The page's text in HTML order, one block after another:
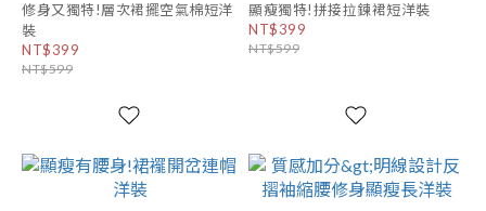
修身又獨特!層次裙擺空氣棉短洋
裝
NT$399
NT$599
顯瘦獨特!拼接拉鍊裙短洋裝
NT$399
NT$599